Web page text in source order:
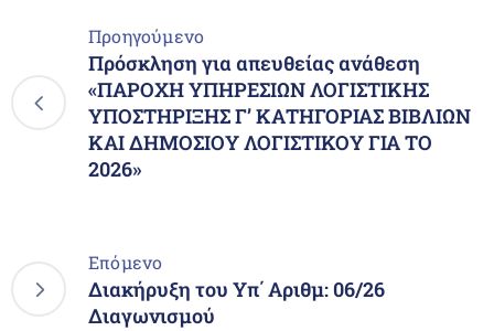
Προηγούμενο
Πρόσκληση για απευθείας ανάθεση
«ΠΑΡΟΧΗ ΥΠΗΡΕΣΙΩΝ ΛΟΓΙΣΤΙΚΗΣ
ΥΠΟΣΤΗΡΙΞΗΣ Γ’ ΚΑΤΗΓΟΡΙΑΣ ΒΙΒΛΙΩΝ
ΚΑΙ ΔΗΜΟΣΙΟΥ ΛΟΓΙΣΤΙΚΟΥ ΓΙΑ ΤΟ
2026»
Επόμενο
Διακήρυξη του Υπ΄ Αριθμ: 06/26
Διαγωνισμού